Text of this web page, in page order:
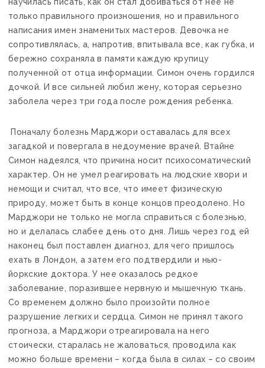
научилась писать, как он стал добиваться от нее не
только правильного произношения, но и правильного
написания имен знаменитых мастеров. Девочка не
сопротивлялась, а, напротив, впитывала все, как губка, и
бережно сохраняла в памяти каждую крупицу
полученной от отца информации. Симон очень гордился
дочкой. И все сильней любил жену, которая серьезно
заболела через три года после рождения ребенка.
Поначалу болезнь Марджори оставалась для всех
загадкой и повергала в недоумение врачей. Втайне
Симон надеялся, что причина носит психосоматический
характер. Он не умел реагировать на людские хвори и
немощи и считал, что все, что имеет физическую
природу, может быть в конце концов преодолено. Но
Марджори не только не могла справиться с болезнью,
но и делалась слабее день ото дня. Лишь через год ей
наконец был поставлен диагноз, для чего пришлось
ехать в Лондон, а затем его подтвердили и нью-
йоркские доктора. У нее оказалось редкое
заболевание, поразившее нервную и мышечную ткань.
Со временем должно было произойти полное
разрушение легких и сердца. Симон не принял такого
прогноза, а Марджори отреагировала на него
стоически, старалась не жаловаться, проводила как
можно больше времени – когда была в силах – со своим